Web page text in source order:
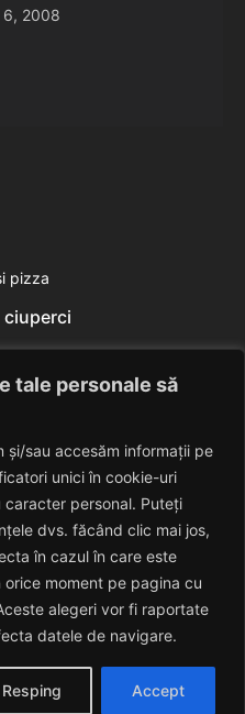
tale personale să
și/sau accesăm informații pe
unici în cookie-uri
personal. Puteți
dvs. făcând clic mai jos,
în cazul în care este
moment pe pagina cu
alegeri vor fi raportate
datele de navigare.
Resping Accept
6, 2008
pizza
ciuperci
March 27, 2014